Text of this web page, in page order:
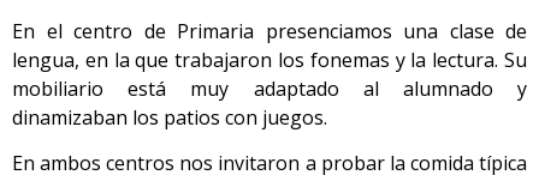
En el centro de Primaria presenciamos una clase de
lengua, en la que trabajaron los fonemas y la lectura. Su
mobiliario está muy adaptado al alumnado y
dinamizaban los patios con juegos.
En ambos centros nos invitaron a probar la comida típica